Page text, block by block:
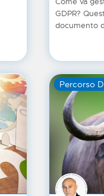
GDPR?
documento
misure
la
sulla privacy
consigliate
compliance.
Percorso